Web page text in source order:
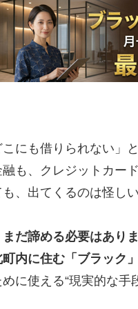
にも借りられない」
も、クレジットカー
、出てくるのは怪し
まだ諦める必要はあり
町内に住む「ブラック
に使える“現実的な手